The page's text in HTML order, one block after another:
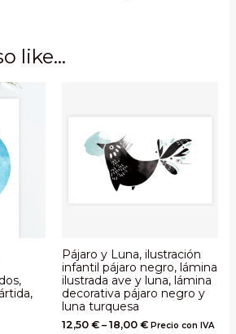
like…
Pájaro y Luna, ilustración
infantil pájaro negro, lámina
ilustrada ave y luna, lámina
decorativa pájaro negro y
luna turquesa
12,50 € – 18,00 € Precio con IVA